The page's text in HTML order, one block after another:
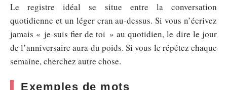
Le registre idéal se situe entre la conversation
quotidienne et un léger cran au-dessus. Si vous n’écrivez
jamais « je suis fier de toi » au quotidien, le dire le jour
de l’anniversaire aura du poids. Si vous le répétez chaque
semaine, cherchez autre chose.
Exemples de mots